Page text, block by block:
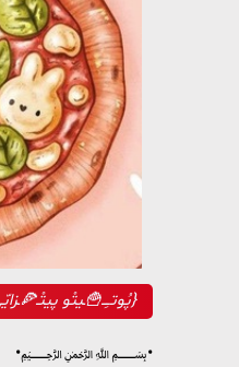
{پُوتـِـ🍟ـیتْو پیتْـ🍕ـزایّی جٰان}
•﷽•